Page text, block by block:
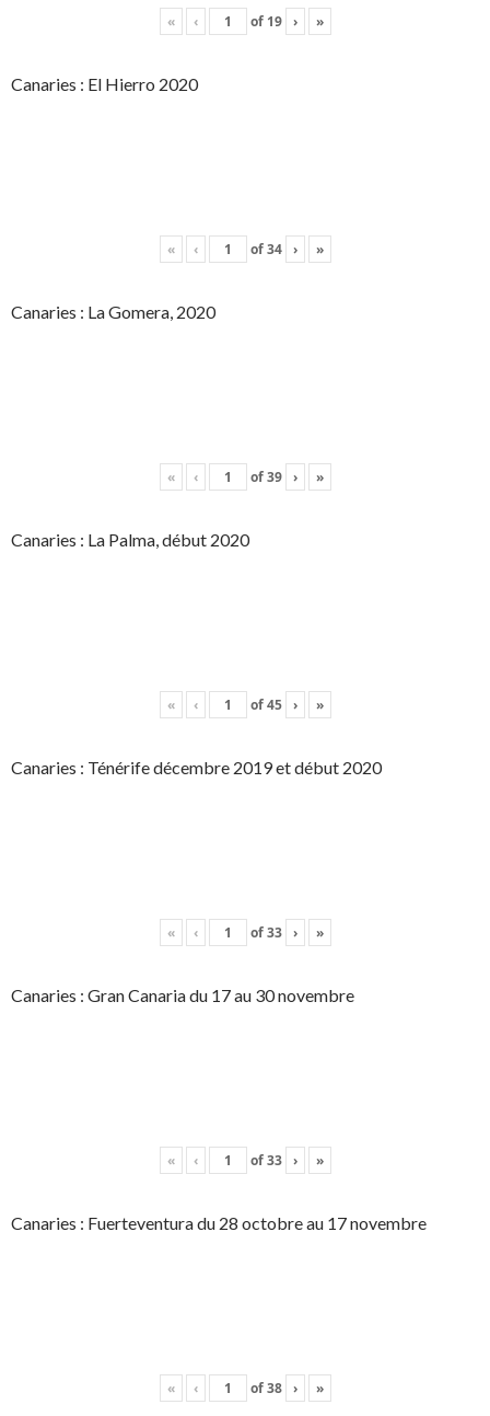
« ‹ of 19 › »
Canaries : El Hierro 2020
« ‹ of34 › »
Canaries : La Gomera, 2020
« ‹ of39 › »
Canaries : La Palma, début 2020
« ‹ of45 › »
Canaries : Ténérife décembre 2019 et début 2020
« ‹ of33 › »
Canaries : Gran Canaria du 17 au 30 novembre
« ‹ of33 › »
Canaries : Fuerteventura du 28 octobre au 17 novembre
« ‹ of38 › »